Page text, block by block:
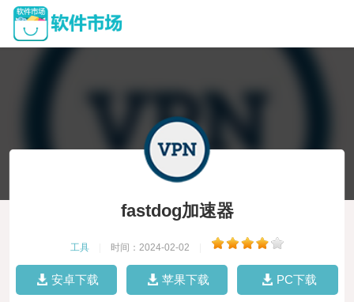
fastdog加速器
工具 时间：2024-02-02
安卓下载 苹果下载 PC下载